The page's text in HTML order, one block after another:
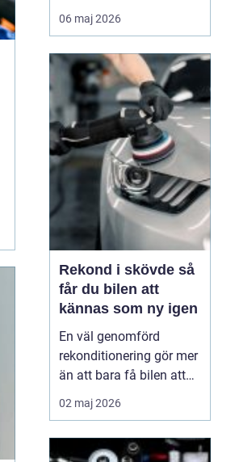
saltade vägar och långa
avstånd ställer höga
service. Därför spelar
valet av verkstad en
avgörande roll. En
genomtänk...
06 maj 2026
Rekond i skövde så
får du bilen att
kännas som ny igen
En väl genomförd
rekonditionering gör mer
än att bara få bilen att
se ren ut. Lacken
skyddas, interiören mår
kan öka. Många bilägare
02 maj 2026